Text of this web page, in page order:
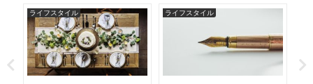
ライフスタイル ライフスタイル